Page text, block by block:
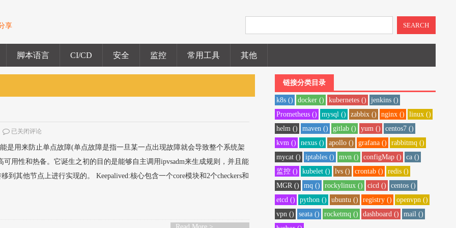
享 SEARCH
脚本语言 CI/CD 安全 监控 常用工具 其他
已关闭评论
能是用来防止单点故障(单点故障是指一旦某一点出现故障就会导致整个系统架
用性和热备。它诞生之初的目的是能够自主调用ipvsadm来生成规则，并且能
到其他节点上进行实现的。 Keepalived:核心包含一个core模块和2个checkers和
链接分类目录
k8s () docker () kubernetes ()
jenkins ()
Prometheus ()
mysql () zabbix () nginx ()
linux ()
helm ()
maven () gitlab () yum ()
centos7 ()
kvm ()
nexus () apollo () grafana ()
rabbitmq ()
mycat ()
iptables () mvn () configMap ()
ca ()
监控 ()
kubelet () lvs () crontab ()
redis ()
MGR ()
mq () rockylinux () cicd ()
centos ()
etcd ()
python () ubuntu () registry ()
openvpn ()
vpn ()
seata () rocketmq () dashboard ()
mail ()